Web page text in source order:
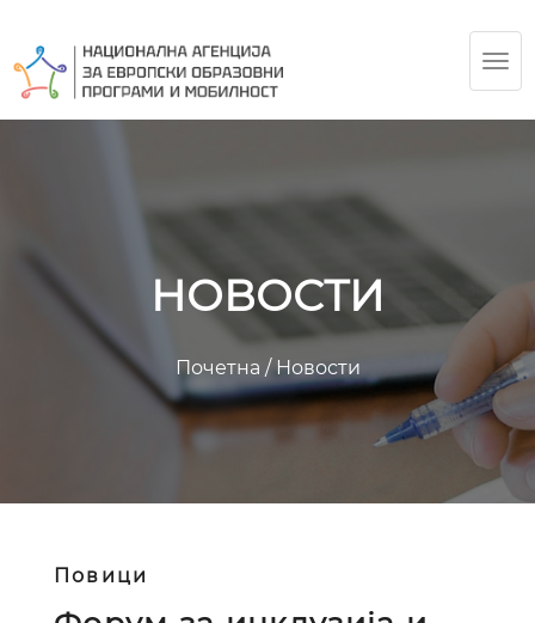
НОВОСТИ
Почетна /Новости
Повици